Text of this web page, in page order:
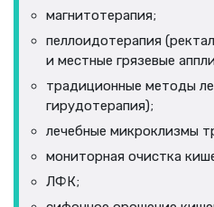
магнитотерапия;
пеллоидотерапия
и местные грязевые
традиционные методы
гирудотерапия);
лечебные микроклизмы
мониторная очистка
ЛФК;